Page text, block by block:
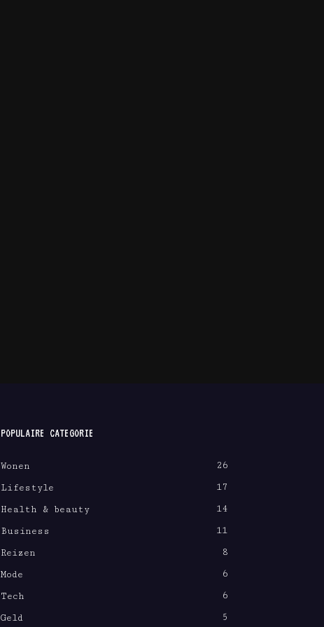
POPULAIRE CATEGORIE
Wonen
26
Lifestyle
17
Health & beauty
14
Business
11
Reizen
8
Mode
6
Tech
6
Geld
5